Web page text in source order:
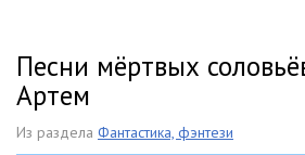
Песни мёртвых
Артем
Из раздела Фантастика, фэнтези